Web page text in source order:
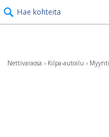
Hae kohteita
Nettivaraosa › Kilpa-autoilu ›